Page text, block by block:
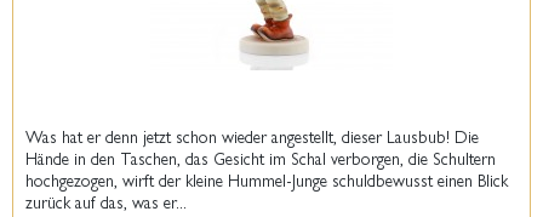
Was hat er denn jetzt schon wieder angestellt, dieser Lausbub! Die
Hände in den Taschen, das Gesicht im Schal verborgen, die Schultern
hochgezogen, wirft der kleine Hummel-Junge schuldbewusst einen Blick
zurück auf das, was er...